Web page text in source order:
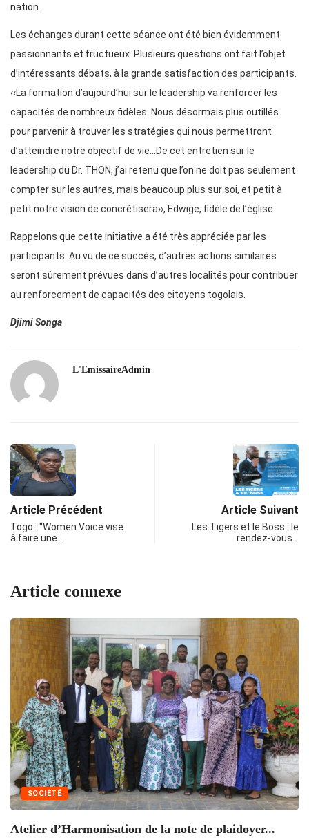
nation.
Les échanges durant cette séance ont été bien évidemment
passionnants et fructueux. Plusieurs questions ont fait l’objet
d’intéressants débats, à la grande satisfaction des participants.
‹‹La formation d’aujourd’hui sur le leadership va renforcer les
capacités de nombreux fidèles. Nous désormais plus outillés
pour parvenir à trouver les stratégies qui nous permettront
d’atteindre notre objectif de vie…De cet entretien sur le
leadership du Dr. THON, j’ai retenu que l’on ne doit pas seulement
compter sur les autres, mais beaucoup plus sur soi, et petit à
petit notre vision de concrétisera››, Edwige, fidèle de l’église.
Rappelons que cette initiative a été très appréciée par les
participants. Au vu de ce succès, d’autres actions similaires
seront sûrement prévues dans d’autres localités pour contribuer
au renforcement de capacités des citoyens togolais.
Djimi Songa
L'EmissaireAdmin
Article Précédent
Togo : “Women Voice vise
à faire une…
Article Suivant
Les Tigers et le Boss : le
rendez-vous…
Article connexe
SOCIÉTÉ
Atelier d’Harmonisation de la note de plaidoyer...